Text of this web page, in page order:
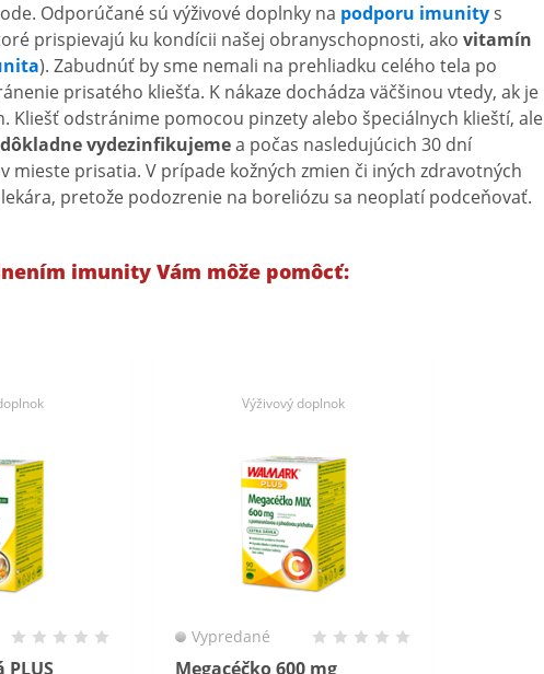
Odporúčané sú výživové doplnky na podporu imunitys
prispievajú ku kondícii našej obranyschopnosti, ako vitamín
). Zabudnúť by sme nemali na prehliadku celého tela po
prisatého kliešťa. K nákaze dochádza väčšinou vtedy, ak je
Kliešť odstránime pomocou pinzety alebo špeciálnych klieští, ale
dôkladne vydezinfikujemea počas nasledujúcich 30 dní
v mieste prisatia. V prípade kožných zmien či iných zdravotných
pretože podozrenie na boreliózu sa neoplatí podceňovať.
imunity Vám môže pomôcť:
Výživový doplnok
Megacéčko 600 mg
Vypredané